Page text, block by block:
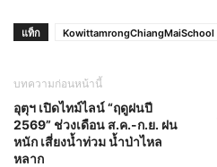
แท็ก KowittamrongChiangMaiSchool
บทความก่อนหน้านี้
อุตุฯ เปิดไทม์ไลน์ “ฤดูฝนปี
2569” ช่วงเดือน ส.ค.-ก.ย. ฝน
หนัก เสี่ยงน้ำท่วม น้ำป่าไหล
หลาก